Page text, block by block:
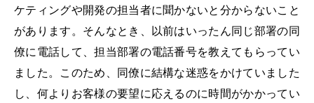
ケティングや開発の担当者に聞かないと分からないこと
があります。そんなとき、以前はいったん同じ部署の同
僚に電話して、担当部署の電話番号を教えてもらってい
ました。このため、同僚に結構な迷惑をかけていました
し、何よりお客様の要望に応えるのに時間がかかってい